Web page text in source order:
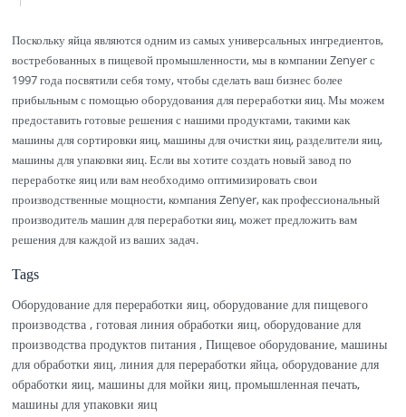
Поскольку яйца являются одним из самых универсальных ингредиентов,
востребованных в пищевой промышленности, мы в компании Zenyer с
1997 года посвятили себя тому, чтобы сделать ваш бизнес более
прибыльным с помощью оборудования для переработки яиц. Мы можем
предоставить готовые решения с нашими продуктами, такими как
машины для сортировки яиц, машины для очистки яиц, разделители яиц,
машины для упаковки яиц. Если вы хотите создать новый завод по
переработке яиц или вам необходимо оптимизировать свои
производственные мощности, компания Zenyer, как профессиональный
производитель машин для переработки яиц, может предложить вам
решения для каждой из ваших задач.
Tags
Оборудование для переработки яиц, оборудование для пищевого
производства , готовая линия обработки яиц, оборудование для
производства продуктов питания , Пищевое оборудование, машины
для обработки яиц, линия для переработки яйца, оборудование для
обработки яиц, машины для мойки яиц, промышленная печать,
машины для упаковки яиц